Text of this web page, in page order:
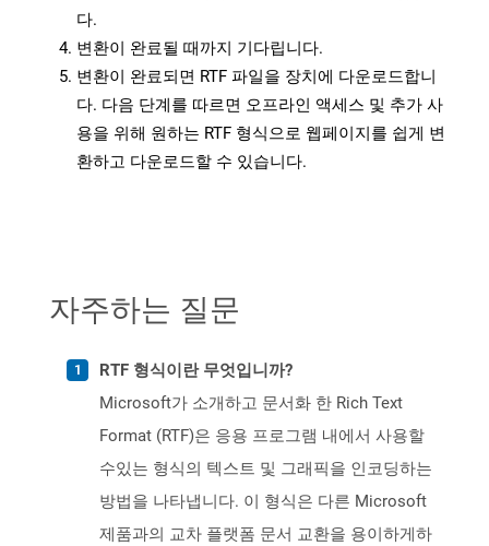
다.
변환이 완료될 때까지 기다립니다.
변환이 완료되면 RTF 파일을 장치에 다운로드합니
다. 다음 단계를 따르면 오프라인 액세스 및 추가 사
용을 위해 원하는 RTF 형식으로 웹페이지를 쉽게 변
환하고 다운로드할 수 있습니다.
자주하는 질문
RTF 형식이란 무엇입니까?
Microsoft가 소개하고 문서화 한 Rich Text
Format (RTF)은 응용 프로그램 내에서 사용할
수있는 형식의 텍스트 및 그래픽을 인코딩하는
방법을 나타냅니다. 이 형식은 다른 Microsoft
제품과의 교차 플랫폼 문서 교환을 용이하게하